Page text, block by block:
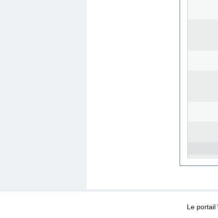
Conditions d’utilisation
Le portail